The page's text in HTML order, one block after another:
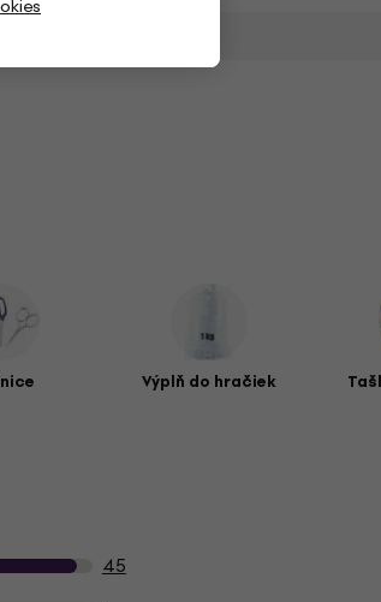
Výplň do hračiek
45